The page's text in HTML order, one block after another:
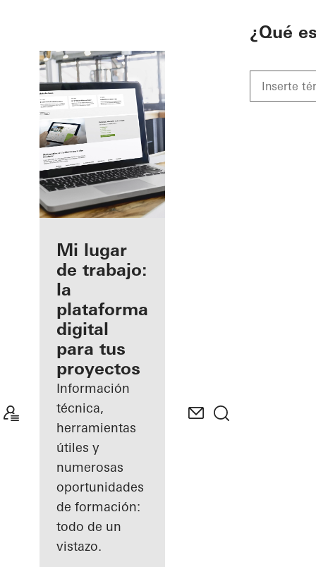
Beneficios
como
fabricante
registrado
Descubre
mi área
de
trabajo
Mi lugar
de trabajo:
la
plataforma
digital
para tus
proyectos
Información
técnica,
herramientas
útiles y
numerosas
oportunidades
de formación:
todo de un
vistazo.
¿Qué